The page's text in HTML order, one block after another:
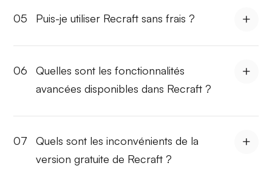
05 Puis-je utiliser Recraft sans frais ?
06
Quelles sont les fonctionnalités
avancées disponibles dans Recraft ?
07
Quels sont les inconvénients de la
version gratuite de Recraft ?